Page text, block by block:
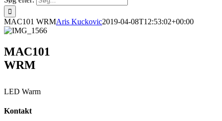
MAC101 WRMAris Kuckovic2019-04-08T12:53:02+00:00
MAC101
WRM
LED Warm
Kontakt